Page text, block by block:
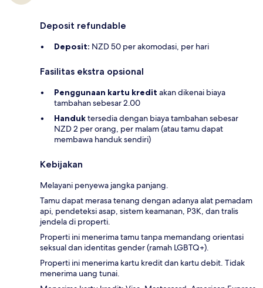
Deposit refundable
Deposit: NZD 50 per akomodasi, per hari
Fasilitas ekstra opsional
Penggunaan kartu kredit akan dikenai biaya
tambahan sebesar 2.00
Handuktersedia dengan biaya tambahan sebesar
NZD 2 per orang, per malam (atau tamu dapat
membawa handuk sendiri)
Kebijakan
Melayani penyewa jangka panjang.
Tamu dapat merasa tenang dengan adanya alat pemadam
api, pendeteksi asap, sistem keamanan, P3K, dan tralis
jendela di properti.
Properti ini menerima tamu tanpa memandang orientasi
seksual dan identitas gender (ramah LGBTQ+).
Properti ini menerima kartu kredit dan kartu debit. Tidak
menerima uang tunai.